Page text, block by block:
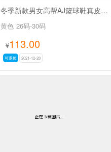
冬季新款男女高帮AJ篮球鞋真皮真毛雪地靴SA8866
黄色 26码-30码
¥113.00
可退换 2021-12-28